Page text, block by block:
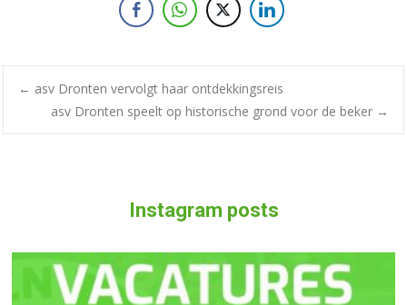
← asv Dronten vervolgt haar ontdekkingsreis
asv Dronten speelt op historische grond voor de beker →
Instagram posts